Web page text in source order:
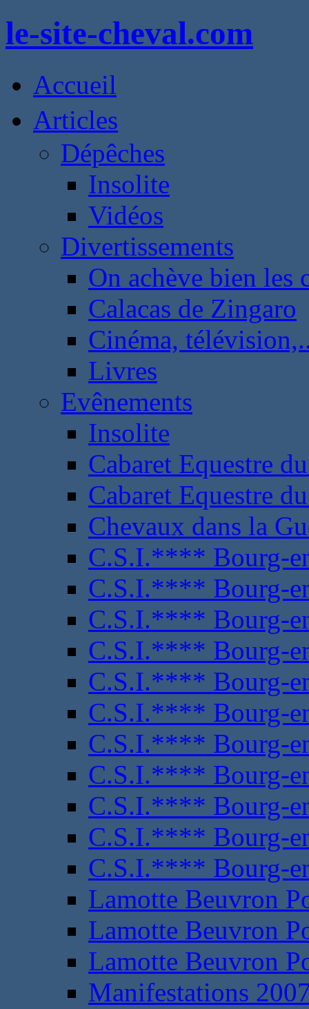
le-site-cheval.com
Accueil
Articles
Dépêches
Insolite
Vidéos
Divertissements
On achève bien les
Calacas de Zingaro
Cinéma,
Livres
Evênements
Insolite
Cabaret Equestre
Cabaret Equestre
Chevaux dans la
C.S.I.**** Bourg-
C.S.I.**** Bourg-
C.S.I.**** Bourg-
C.S.I.**** Bourg-
C.S.I.**** Bourg-
C.S.I.**** Bourg-
C.S.I.**** Bourg-
C.S.I.**** Bourg-
C.S.I.**** Bourg-
C.S.I.**** Bourg-
C.S.I.**** Bourg-
Lamotte Beuvron
Lamotte Beuvron
Lamotte Beuvron
Manifestations